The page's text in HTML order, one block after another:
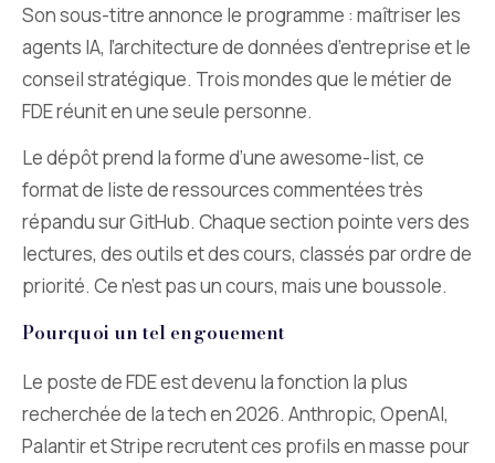
Son sous-titre annonce le programme : maîtriser les
agents IA, l’architecture de données d’entreprise et le
conseil stratégique. Trois mondes que le métier de
FDE réunit en une seule personne.
Le dépôt prend la forme d’une awesome-list, ce
format de liste de ressources commentées très
répandu sur GitHub. Chaque section pointe vers des
lectures, des outils et des cours, classés par ordre de
priorité. Ce n’est pas un cours, mais une boussole.
Pourquoi un tel engouement
Le poste de FDE est devenu la fonction la plus
recherchée de la tech en 2026. Anthropic, OpenAI,
Palantir et Stripe recrutent ces profils en masse pour